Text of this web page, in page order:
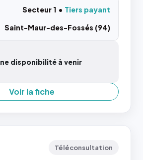
Secteur 1
Tiers payant
Saint-Maur-des-Fossés (94)
disponibilité à venir
Voir la fiche
Téléconsultation